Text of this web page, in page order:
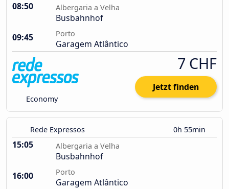
08:50 Albergaria a Velha
Busbahnhof
09:45
Porto
Garagem Atlântico
Economy
7 CHF
Jetzt finden
Rede Expressos 0h 55min
15:05 Albergaria a Velha
Busbahnhof
16:00
Porto
Garagem Atlântico